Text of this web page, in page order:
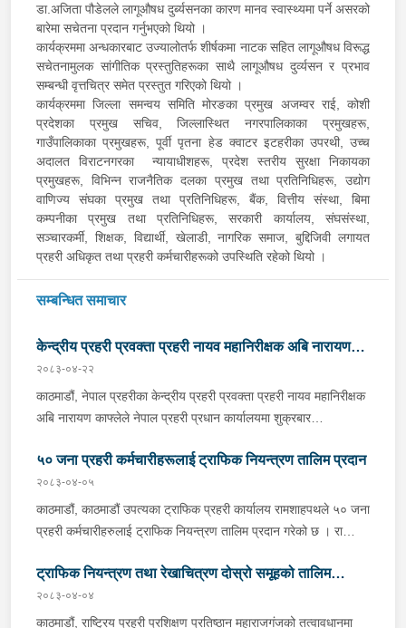
डा.अजिता पौडेलले लागूऔषध दुर्ब्यसनका कारण मानव स्वास्थ्यमा पर्ने असरको
बारेमा सचेतना प्रदान गर्नुभएको थियो ।
कार्यक्रममा अन्धकारबाट उज्यालोतर्फ शीर्षकमा नाटक सहित लागूऔषध विरूद्ध
सचेतनामुलक सांगीतिक प्रस्तुतिहरूका साथै लागूऔषध दुर्व्यसन र प्रभाव
सम्बन्धी वृत्तचित्र समेत प्रस्तुत गरिएको थियो ।
कार्यक्रममा जिल्ला समन्वय समिति मोरङका प्रमुख अजम्वर राई, कोशी
प्रदेशका प्रमुख सचिव, जिल्लास्थित नगरपालिकाका प्रमुखहरू,
गाउँपालिकाका प्रमुखहरू, पूर्वी पृतना हेड क्वाटर इटहरीका उपरथी, उच्च
अदालत विराटनगरका न्यायाधीशहरू, प्रदेश स्तरीय सुरक्षा निकायका
प्रमुखहरू, विभिन्न राजनैतिक दलका प्रमुख तथा प्रतिनिधिहरू, उद्योग
वाणिज्य संघका प्रमुख तथा प्रतिनिधिहरू, बैंक, वित्तीय संस्था, बिमा
कम्पनीका प्रमुख तथा प्रतिनिधिहरू, सरकारी कार्यालय, संघसंस्था,
सञ्चारकर्मी, शिक्षक, विद्यार्थी, खेलाडी, नागरिक समाज, बुद्दिजिवी लगायत
प्रहरी अधिकृत तथा प्रहरी कर्मचारीहरूको उपस्थिति रहेको थियो ।
सम्बन्धित समाचार
केन्द्रीय प्रहरी प्रवक्ता प्रहरी नायव महानिरीक्षक अबि नारायण
काफ्लेद्वारा सञ्चारकर्मीहरूसँग साक्षात्कार
२०८३-०४-२२
काठमाडौं, नेपाल प्रहरीका केन्द्रीय प्रहरी प्रवक्ता प्रहरी नायव महानिरीक्षक
अबि नारायण काफ्लेले नेपाल प्रहरी प्रधान कार्यालयमा शुक्रबार
सञ्चारकर्मीहरूसँग समसामयिक विषयमा छलफल तथा अन्तरक्रिया समेत
गर्नुभयो ।कार्यक्रममा प्रहरी नायव महानिरीक्षक काफ्लेले गत आर्थिक वर्ष
२०८२ साउन १ गतेदेखि २०८३ असार मसान्तसम्मको एक वर्षको अवधिमा
नेपाल प्रहरीबाट सम्पादित प्रमुख कार्य तथा उपलब्धिहरू सम्बन्धी
व्यवस्थापनतर्फ प्रहरी जनशक्ति अन्तर्गत कुल दरबन्दी, कार्यरत संख्या र
दर्जागत संख्या बारे जानकारी दिनुभयो । प्रहरीको इकाईगत संख्या, अन्य
निकायको समन्वयमा परिचालित प्रहरी इकाईहरू, नेपाल प्रहरीको भौतिक
५० जना प्रहरी कर्मचारीहरूलाई ट्राफिक नियन्त्रण तालिम प्रदान
२०८३-०४-०५
काठमाडौं, काठमाडौं उपत्यका ट्राफिक प्रहरी कार्यालय रामशाहपथले ५० जना
प्रहरी कर्मचारीहरुलाई ट्राफिक नियन्त्रण तालिम प्रदान गरेको छ । राष्ट्रिय
संचालित ट्राफिक नियन्त्रण तालिम १५६औं समूह अन्तर्गत उनीहरूलाई उक्त
तालिम प्रदान गरिएको हो । काठमाडौं उपत्यका ट्राफिक प्रहरी कार्यालय
रामशाहपथमा मंगलबार आयोजित तालिम समापन कार्यक्रममा सोही कार्यालयका
ट्राफिक नियन्त्रण तथा रेखाचित्रण दोस्रो समूहको तालिम
सञ्चालन
२०८३-०४-०४
काठमाडौं, राष्ट्रिय प्रहरी प्रशिक्षण प्रतिष्ठान महाराजगंजको तत्वावधानमा